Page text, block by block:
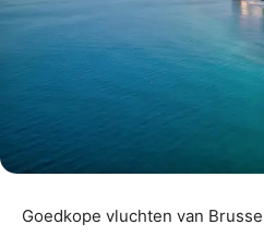
Goedkope vluchten van